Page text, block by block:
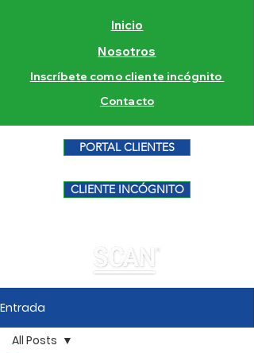
Inicio
Nosotros
Inscríbete como cliente incógnito
Contacto
PORTAL CLIENTES
CLIENTE INCÓGNITO
Entrada
All Posts